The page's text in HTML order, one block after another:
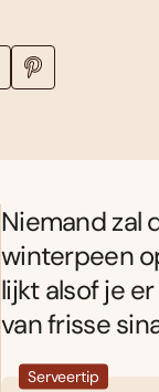
Niemand zal
winterpeen
lijkt alsof je
van frisse
Serveertip